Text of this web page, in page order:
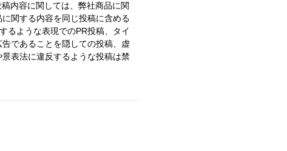
内容に関しては、弊社商品に関
関する内容を同じ投稿に含める
るような表現でのPR投稿、タイ
であることを隠しての投稿、虚
表法に違反するような投稿は禁